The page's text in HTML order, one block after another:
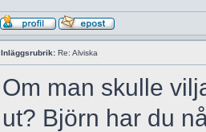
Inläggsrubrik: Re: Alviska
Om man skulle
ut? Björn har du